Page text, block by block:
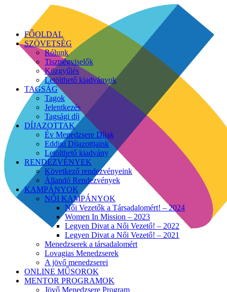
FŐOLDAL
SZÖVETSÉG
Rólunk
Tisztségviselők
Közgyűlés
Letölthető kiadványok
TAGSÁG
Tagok
Jelentkezés
Tagsági díj
DÍJAZOTTAK
Év Menedzsere Díjak
Eddigi Díjazottjaink
Letölthető kiadvány
RENDEZVÉNYEK
Következő rendezvényeink
Állandó Rendezvények
KAMPÁNYOK
NŐI KAMPÁNYOK
Női Vezetők a Társadalomért! – 2024
Women In Mission – 2023
Legyen Divat a Női Vezető! – 2022
Legyen Divat a Női Vezető! – 2021
Menedzserek a társadalomért
Lovagias Menedzserek
A jövő menedzserei
ONLINE MŰSOROK
MENTOR PROGRAMOK
Jövő Menedzsere Program